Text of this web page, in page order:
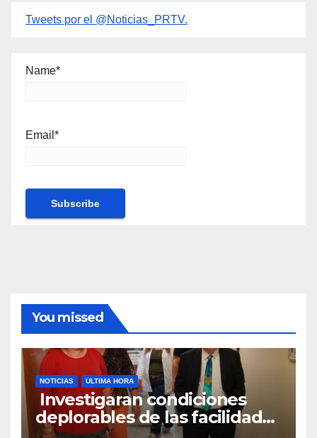
Tweets por el @Noticias_PRTV.
Name*
Email*
You missed
NOTICIAS ULTIMA HORA
Investigaran condiciones
deplorables de las facilidades